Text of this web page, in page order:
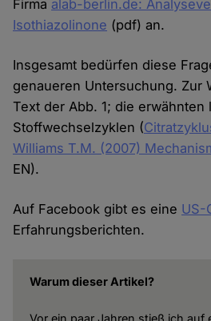
Firma alab-berlin.de:
Isothiazolinone (pdf) an.
Insgesamt bedürfen diese
genaueren Untersuchung. Zur
Text der Abb. 1; die erwähnten
Stoffwechselzyklen (
Williams T.M. (2007)
EN).
Auf Facebook gibt es eine US-
Erfahrungsberichten.
Warum dieser Artikel?